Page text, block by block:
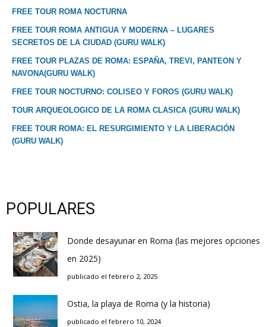
FREE TOUR ROMA NOCTURNA
FREE TOUR ROMA ANTIGUA Y MODERNA – LUGARES
SECRETOS DE LA CIUDAD (GURU WALK)
FREE TOUR PLAZAS DE ROMA: ESPAÑA, TREVI, PANTEON Y
NAVONA(GURU WALK)
FREE TOUR NOCTURNO: COLISEO Y FOROS (GURU WALK)
TOUR ARQUEOLOGICO DE LA ROMA CLASICA (GURU WALK)
FREE TOUR ROMA: EL RESURGIMIENTO Y LA LIBERACIÓN
(GURU WALK)
POPULARES
Donde desayunar en Roma (las mejores opciones
en 2025)
publicado el febrero 2, 2025
Ostia, la playa de Roma (y la historia)
publicado el febrero 10, 2024